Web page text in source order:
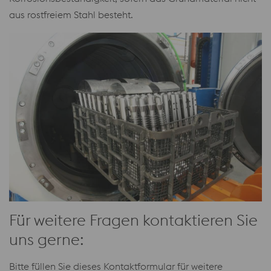
aus rostfreiem Stahl besteht.
Für weitere Fragen kontaktieren Sie
uns gerne:
Bitte füllen Sie dieses Kontaktformular für weitere